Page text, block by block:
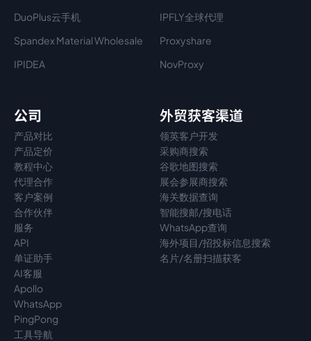
DuoPlus云手机
IPFLY全球代理
Spandex Material Wholesale​
Proxyshare
IPIDEA
NovProxy
公司
产品对比
产品定价
教程中心
代理合作
客户案例
合作伙伴
服务
API
单证助手
AI客服
Apollo
WhatsApp
PingPong
工具导航
外贸获客渠道
领英客户开发
采购商搜索
谷歌地图搜索
展会参展商搜索
海关数据查询
智能搜邮/搜电话
WhatsApp查询
海外项目/招投标信息搜索
名片/名册扫描获客